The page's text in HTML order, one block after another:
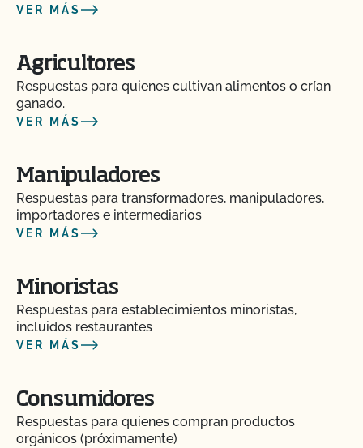
VER MÁS
Agricultores
Respuestas para quienes cultivan alimentos o crían
ganado.
VER MÁS
Manipuladores
Respuestas para transformadores, manipuladores,
importadores e intermediarios
VER MÁS
Minoristas
Respuestas para establecimientos minoristas,
incluidos restaurantes
VER MÁS
Consumidores
Respuestas para quienes compran productos
orgánicos (próximamente)